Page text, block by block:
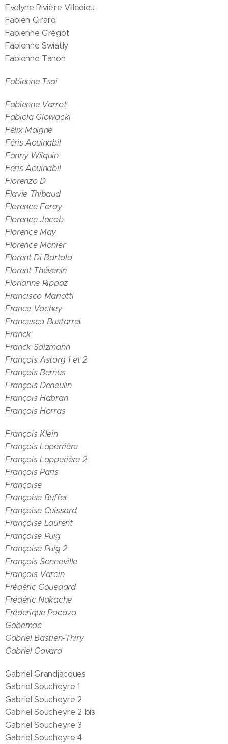
Evelyne Rivière Villedieu
Fabien Girard
Fabienne Grégot
Fabienne Swiatly
Fabienne Tanon
Fabienne Tsai
Fabienne Varrot
Fabiola Glowacki
Félix Maigne
Féris Aouinabil
Fanny Wilquin
Feris Aouinabil
Fiorenzo D
Flavie Thibaud
Florence Foray
Florence Jacob
Florence May
Florence Monier
Florent Di Bartolo
Florent Thévenin
Florianne Rippoz
Francisco Mariotti
France Vachey
Francesca Bustarret
Franck
Franck Salzmann
François Astorg 1 et 2
François Bernus
François Deneulin
François Habran
François Horras
François Klein
François Laperrière
François Lapperière 2
François Paris
Françoise
Françoise Buffet
Françoise Cuissard
Françoise Laurent
Françoise Puig
Françoise Puig 2
François Sonneville
François Varcin
Frédéric Gouedard
Frédéric Nakache
Fréderique Pocavo
Gabemac
Gabriel Bastien-Thiry
Gabriel Gavard
Gabriel Grandjacques
Gabriel Soucheyre 1
Gabriel Soucheyre 2
Gabriel Soucheyre 2 bis
Gabriel Soucheyre 3
Gabriel Soucheyre 4